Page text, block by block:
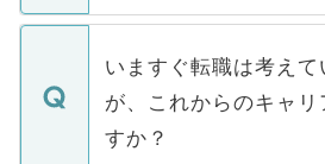
関を公にしてしまうと、
に、医療機関が求める条
みを人材紹介会社に依頼
ています。
定を承諾する必要はあり
の辞退の連絡はキャリア
個人情報が漏えいするこ
で、ご安心ください。当
などで収集したご登録者
ご本人のキャリアアップ
支援を目的に使用いたし
いますぐ転職は考えて
が、これからのキャリ
すか？